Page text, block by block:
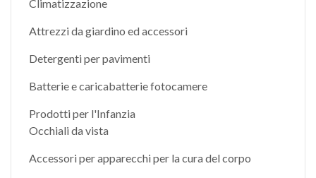
Climatizzazione
Attrezzi da giardino ed accessori
Detergenti per pavimenti
Batterie e caricabatterie fotocamere
Prodotti per l'Infanzia
Occhiali da vista
Accessori per apparecchi per la cura del corpo